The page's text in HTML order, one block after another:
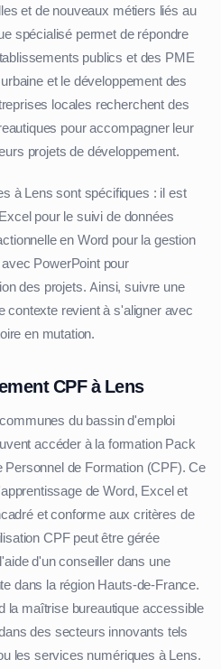
et de nouveaux métiers liés au
spécialisé permet de répondre
publics et des PME
et le développement des
locales recherchent des
pour accompagner leur
projets de développement.
à Lens sont spécifiques : il est
pour le suivi de données
en Word pour la gestion
PowerPoint pour
des projets. Ainsi, suivre une
contexte revient à s'aligner avec
en mutation.
CPF à Lens
du bassin d'emploi
accéder à la formation Pack
de Formation (CPF). Ce
de Word, Excel et
et conforme aux critères de
CPF peut être gérée
d'un conseiller dans une
dans la région Hauts-de-France.
la maîtrise bureautique accessible
des secteurs innovants tels
les services numériques à Lens.